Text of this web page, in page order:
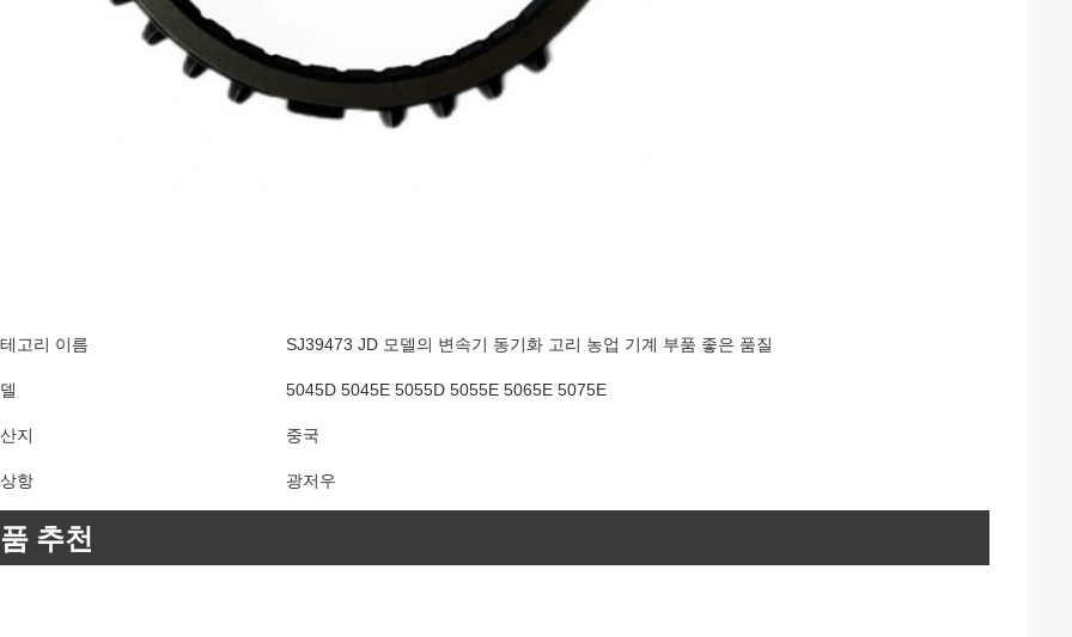
고리 이름 SJ39473 JD 모델의 변속기 동기화 고리 농업 기계 부품 좋은 품질
5045D 5045E 5055D 5055E 5065E 5075E
지 중국
항 광저우
추천